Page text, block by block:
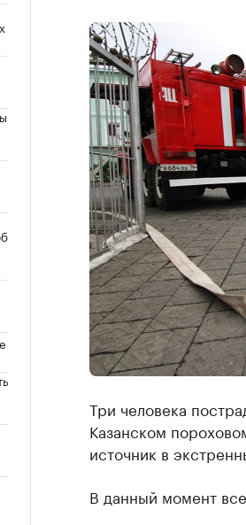
Три человека
Казанском
источник в
В данный момент